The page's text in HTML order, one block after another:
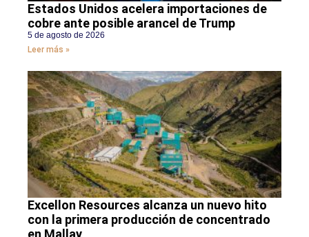
Estados Unidos acelera importaciones de
cobre ante posible arancel de Trump
5 de agosto de 2026
Leer más »
Excellon Resources alcanza un nuevo hito
con la primera producción de concentrado
en Mallay